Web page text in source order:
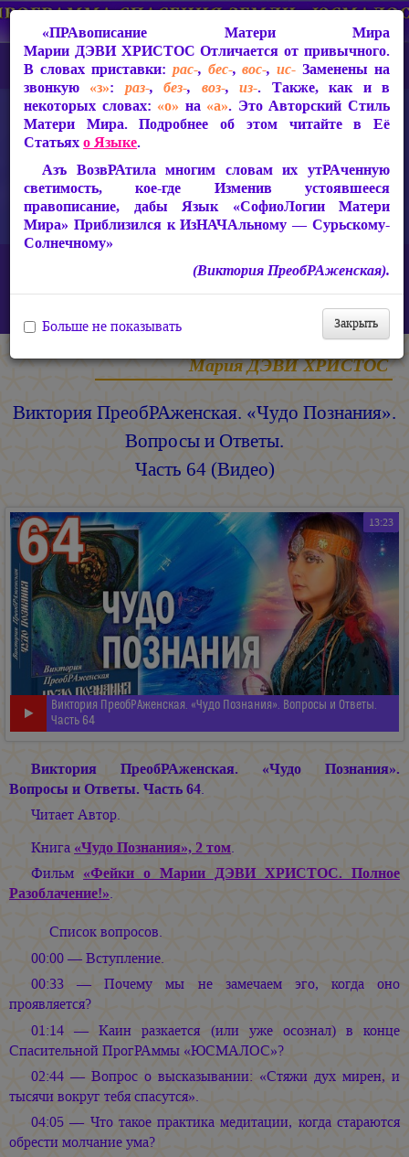
Статьи Марии ДЭВИ ХРИСТОС
Ответы на вопросы, 2010-2026 гг.
Виктория ПреобРАженская. «Чудо Познания». Вопросы и
Ответы. Часть 64 (Видео)
Мария ДЭВИ ХРИСТОС
Виктория ПреобРАженская. «Чудо Познания».
Вопросы и Ответы.
Часть 64 (Видео)
13:23
Виктория ПреобРАженская. «Чудо Познания». Вопросы и Ответы.
Часть 64
Виктория ПреобРАженская. «Чудо Познания».
Вопросы и Ответы. Часть 64.
Читает Автор.
Книга «Чудо Познания», 2 том.
Фильм «Фейки о Марии ДЭВИ ХРИСТОС. Полное
Разоблачение!».
Список вопросов.
00:00 — Вступление.
00:33 — Почему мы не замечаем эго, когда оно
проявляется?
01:14 — Каин разкается (или уже осознал) в конце
Спасительной ПрогРАммы «ЮСМАЛОС»?
02:44 — Вопрос о высказывании: «Стяжи дух мирен, и
тысячи вокруг тебя спасутся».
04:05 — Что такое практика медитации, когда стараются
обрести молчание ума?
«ПРАвописание Матери Мира
Марии ДЭВИ ХРИСТОС Отличается от привычного.
В словах приставки: рас-, бес-,вос-,ис- Заменены на
звонкую «з»: раз-,без-, воз-,из-. Также, как и в
некоторых словах: «о» на «а». Это Авторский Стиль
Матери Мира. Подробнее об этом читайте в Её
Статьяхо Языке.
Азъ ВозвРАтила многим словам их утРАченную
светимость, кое-где Изменив устоявшееся
правописание, дабы Язык «СофиоЛогии Матери
Мира» Приблизился к ИзНАЧАльному — Сурьскому-
Солнечному»
(Виктория ПреобРАженская).
Закрыть
Больше не показывать